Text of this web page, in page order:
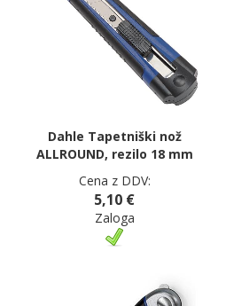
Dahle Tapetniški nož
ALLROUND, rezilo 18 mm
Cena z DDV:
5,10 €
Zaloga